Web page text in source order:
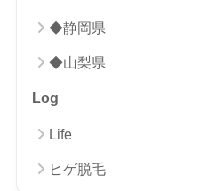
◆静岡県
◆山梨県
Log
Life
ヒゲ脱毛